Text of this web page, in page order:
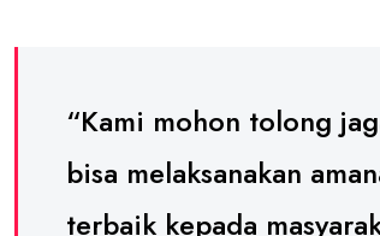
“Kami mohon tolong
bisa melaksanakan
terbaik kepada